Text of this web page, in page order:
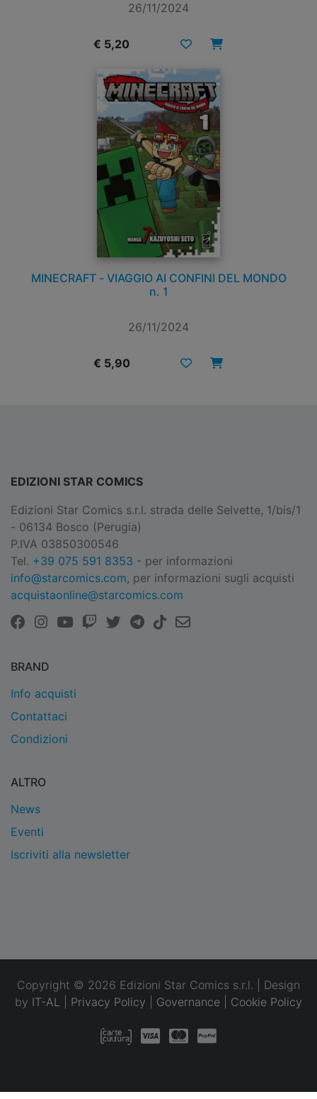
26/11/2024
€ 5,20
MINECRAFT - VIAGGIO AI CONFINI DEL MONDO
n. 1
26/11/2024
€ 5,90
EDIZIONI STAR COMICS
Edizioni Star Comics s.r.l. strada delle Selvette, 1/bis/1
- 06134 Bosco (Perugia)
P.IVA 03850300546
Tel. +39 075 591 8353 - per informazioni
info@starcomics.com, per informazioni sugli acquisti
acquistaonline@starcomics.com
BRAND
Info acquisti
Contattaci
Condizioni
ALTRO
News
Eventi
Iscriviti alla newsletter
Copyright © 2026 Edizioni Star Comics s.r.l. | Design
by IT-AL Privacy Policy Governance Cookie Policy